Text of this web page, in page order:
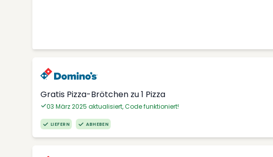
Gratis Pizza-Brötchen zu 1 Pizza
03 März 2025 aktualisiert, Code funktioniert!
LIEFERN ABHEBEN